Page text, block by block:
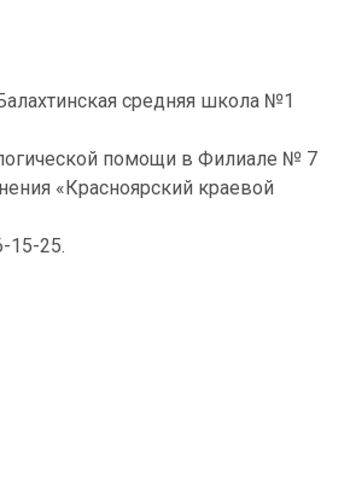
средняя школа №1
помощи в Филиале № 7
«Красноярский краевой
15-25.